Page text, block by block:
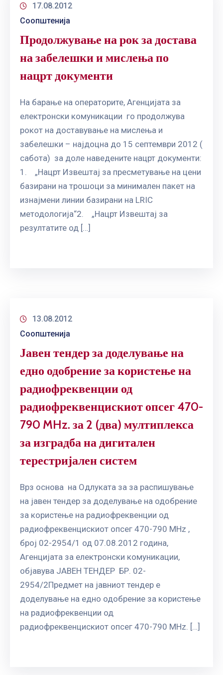
17.08.2012
Соопштенија
Продолжување на рок за достава
на забелешки и мислења по
нацрт документи
На барање на операторите, Агенцијата за
електронски комуникации го продолжува
рокот на доставување на мислења и
забелешки – најдоцна до 15 септември 2012 (
сабота) за доле наведените нацрт документи:
1. „Нацрт Извештај за пресметување на цени
базирани на трошоци за минимален пакет на
изнајмени линии базирани на LRIC
методологија“2. „Нацрт Извештај за
резултатите од […]
13.08.2012
Соопштенија
Јавен тендер за доделување на
едно одобрение за користење на
радиофреквенции од
радиофреквенцискиот опсег 470-
790 MHz. за 2 (два) мултиплекса
за изградба на дигитален
терестријален систем
Врз основа на Одлуката за за распишување
на јавен тендер за доделување на одобрение
за користење на радиофреквенции од
радиофреквенцискиот опсег 470-790 MHz ,
број 02-2954/1 од 07.08.2012 година,
Агенцијата за електронски комуникации,
објавува ЈАВЕН ТЕНДЕР БР. 02-
2954/2Предмет на јавниот тендер е
доделување на едно одобрение за користење
на радиофреквенции од
радиофреквенцискиот опсег 470-790 MHz. […]